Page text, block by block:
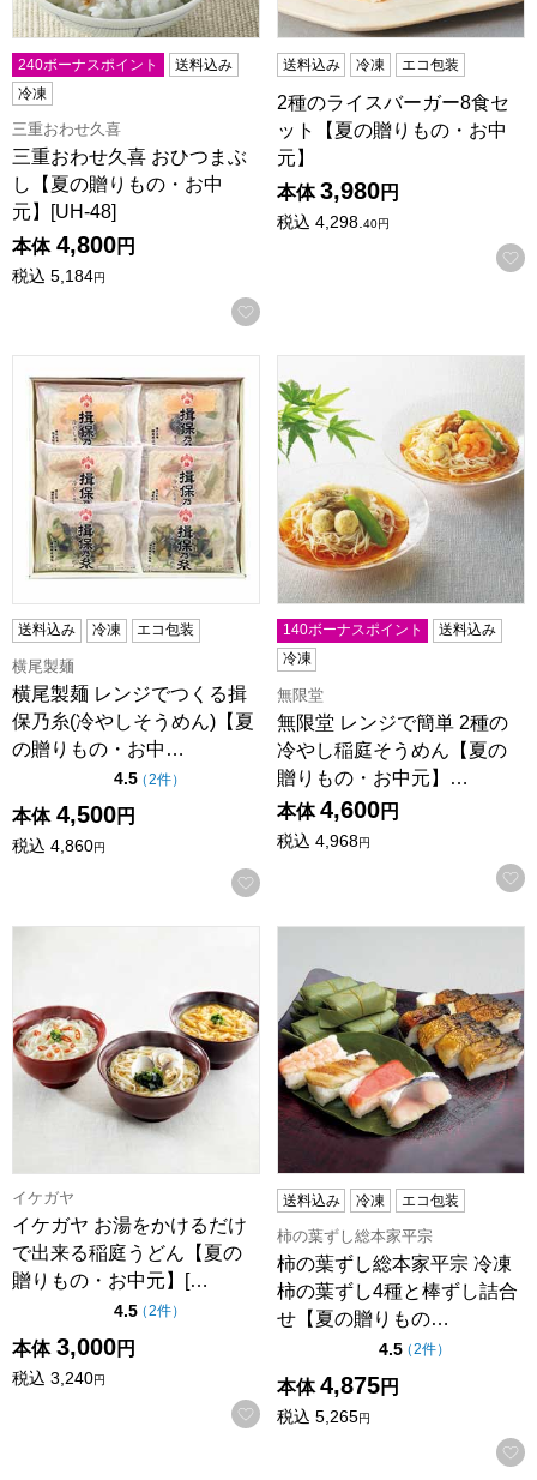
240ボーナスポイント
送料込み
冷凍
三重おわせ久喜
三重おわせ久喜 おひつまぶ
し【夏の贈りもの・お中
元】[UH-48]
本体 4,800円
税込 5,184円
お気に入りに登録する
送料込み 冷凍 エコ包装
2種のライスバーガー8食セ
ット【夏の贈りもの・お中
元】
本体 3,980円
税込 4,298. 40円
送料込み 冷凍 エコ包装
横尾製麺
横尾製麺 レンジでつくる揖
保乃糸(冷やしそうめん)【夏
の贈りもの・お中…
4.5点（5点満点中）
（2件の評価
）
本体 4,500円
税込 4,860円
お気に入りに登録する
140ボーナスポイント
送料込み
冷凍
無限堂
無限堂 レンジで簡単 2種の
冷やし稲庭そうめん【夏の
贈りもの・お中元】…
本体 4,600円
税込 4,968円
イケガヤ
イケガヤ お湯をかけるだけ
で出来る稲庭うどん【夏の
贈りもの・お中元】[…
4.5点（5点満点中）
（2件の評価
）
本体 3,000円
税込 3,240円
お気に入りに登録する
送料込み 冷凍 エコ包装
柿の葉ずし総本家平宗
柿の葉ずし総本家平宗 冷凍
柿の葉ずし4種と棒ずし詰合
せ【夏の贈りもの…
4.5点（5点満点中）
（2件の評価
）
本体 4,875円
税込 5,265円